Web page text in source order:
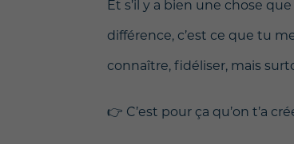
Et s’il y a bien une chose
différence, c’est ce que tu
connaître, fidéliser, mais
👉 C’est pour ça qu’on t’a